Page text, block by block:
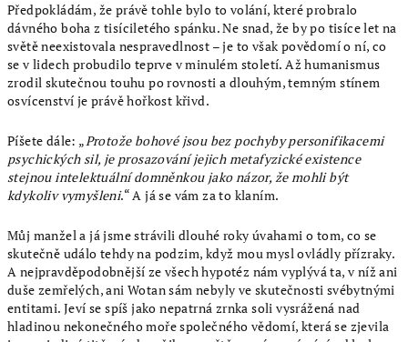
Předpokládám, že právě tohle bylo to volání, které probralo
dávného boha z tisíciletého spánku. Ne snad, že by po tisíce let na
světě neexistovala nespravedlnost – je to však povědomí o ní, co
se v lidech probudilo teprve v minulém století. Až humanismus
zrodil skutečnou touhu po rovnosti a dlouhým, temným stínem
osvícenství je právě hořkost křivd.
Píšete dále: „Protože bohové jsou bez pochyby personifikacemi
psychických sil, je prosazování jejich metafyzické existence
stejnou intelektuální domněnkou jako názor, že mohli být
kdykoliv vymyšleni.“ A já se vám za to klaním.
Můj manžel a já jsme strávili dlouhé roky úvahami o tom, co se
skutečně událo tehdy na podzim, když mou mysl ovládly přízraky.
A nejpravděpodobnější ze všech hypotéz nám vyplývá ta, v níž ani
duše zemřelých, ani Wotan sám nebyly ve skutečnosti svébytnými
entitami. Jeví se spíš jako nepatrná zrnka soli vysrážená nad
hladinou nekonečného moře společného vědomí, která se zjevila